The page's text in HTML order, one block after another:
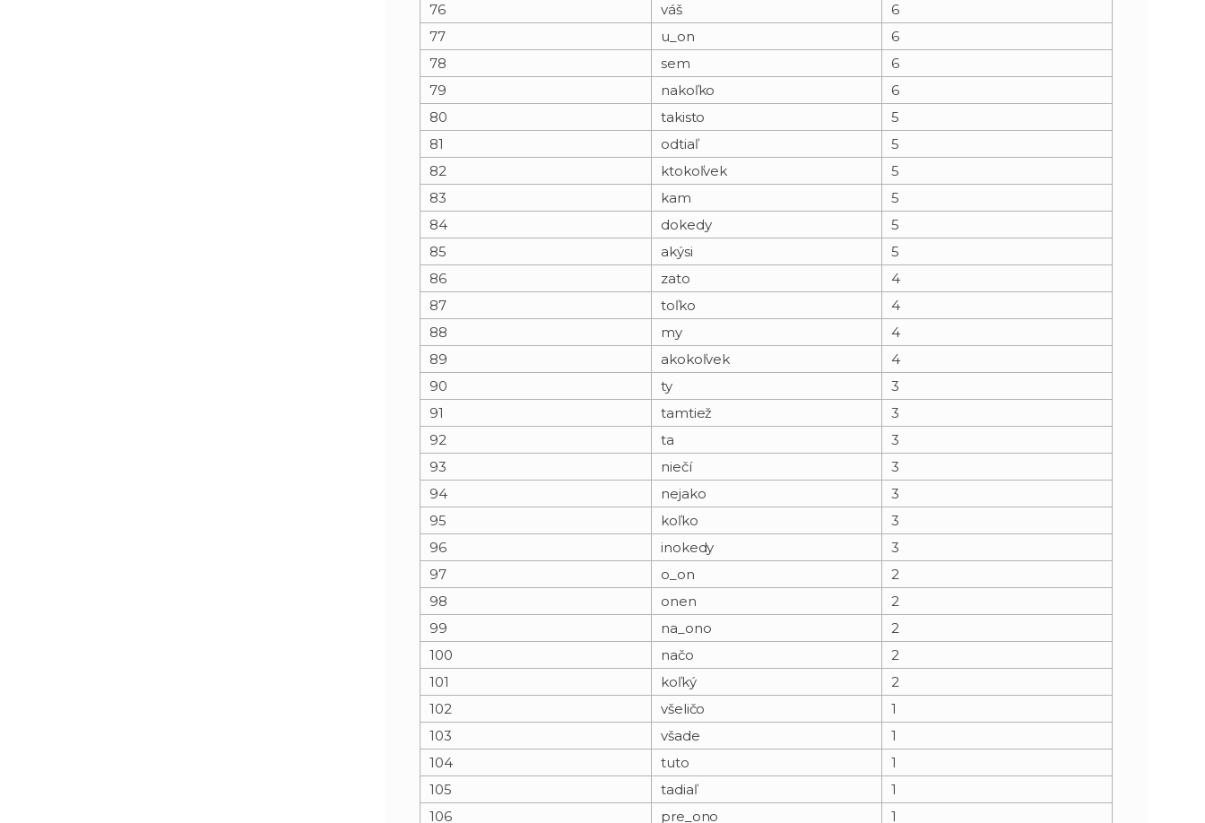
76
váš
6
77
u_on
6
78
sem
6
79
nakoľko
6
80
takisto
5
81
odtiaľ
5
82
ktokoľvek
5
83
kam
5
84
dokedy
5
85
akýsi
5
86
zato
4
87
toľko
4
88
my
4
89
akokoľvek
4
90
ty
3
91
tamtiež
3
92
ta
3
93
niečí
3
94
nejako
3
95
koľko
3
96
inokedy
3
97
o_on
2
98
onen
2
99
na_ono
2
100
načo
2
101
koľký
2
102
všeličo
1
103
všade
1
104
tuto
1
105
tadiaľ
1
106
pre_ono 1